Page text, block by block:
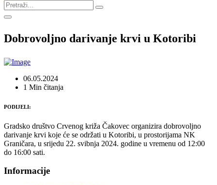
Dobrovoljno darivanje krvi u Kotoribi
06.05.2024
1 Min čitanja
PODIJELI:
Gradsko društvo Crvenog križa Čakovec organizira dobrovoljno
darivanje krvi koje će se održati u Kotoribi, u prostorijama NK
Graničara, u srijedu 22. svibnja 2024. godine u vremenu od 12:00
do 16:00 sati.
Informacije